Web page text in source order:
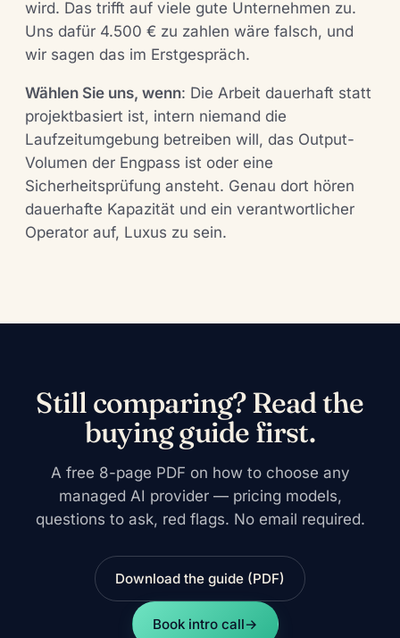
wird. Das trifft auf viele gute Unternehmen zu.
Uns dafür 4.500 € zu zahlen wäre falsch, und
wir sagen das im Erstgespräch.
Wählen Sie uns, wenn: Die Arbeit dauerhaft statt
projektbasiert ist, intern niemand die
Laufzeitumgebung betreiben will, das Output-
Volumen der Engpass ist oder eine
Sicherheitsprüfung ansteht. Genau dort hören
dauerhafte Kapazität und ein verantwortlicher
Operator auf, Luxus zu sein.
Still comparing? Read the
buying guide first.
A free 8-page PDF on how to choose any
managed AI provider — pricing models,
questions to ask, red flags. No email required.
Download the guide (PDF)
Book intro call→